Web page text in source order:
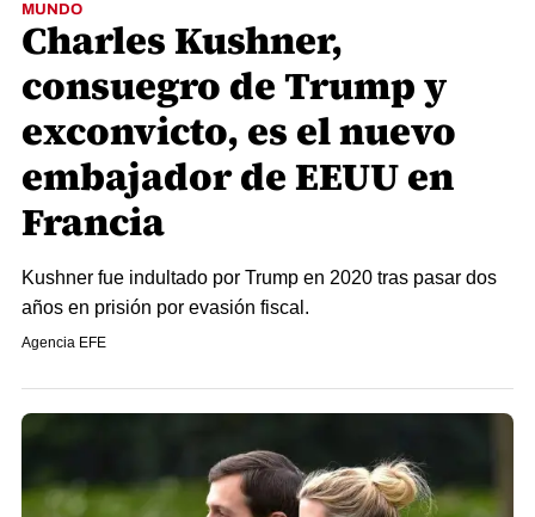
MUNDO
Charles Kushner,
consuegro de Trump y
exconvicto, es el nuevo
embajador de EEUU en
Francia
Kushner fue indultado por Trump en 2020 tras pasar dos
años en prisión por evasión fiscal.
Agencia EFE